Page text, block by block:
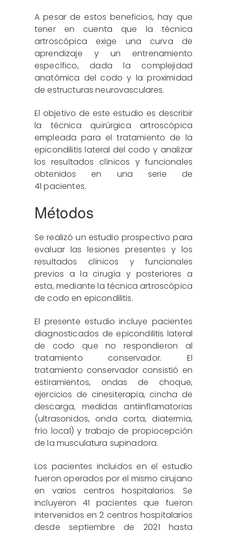
A pesar de estos beneficios, hay que
tener en cuenta que la técnica
artroscópica exige una curva de
aprendizaje y un entrenamiento
específico, dada la complejidad
anatómica del codo y la proximidad
de estructuras neurovasculares.
El objetivo de este estudio es describir
la técnica quirúrgica artroscópica
empleada para el tratamiento de la
epicondilitis lateral del codo y analizar
los resultados clínicos y funcionales
obtenidos en una serie de
41 pacientes.
Métodos
Se realizó un estudio prospectivo para
evaluar las lesiones presentes y los
resultados clínicos y funcionales
previos a la cirugía y posteriores a
esta, mediante la técnica artroscópica
de codo en epicondilitis.
El presente estudio incluye pacientes
diagnosticados de epicondilitis lateral
de codo que no respondieron al
tratamiento conservador. El
tratamiento conservador consistió en
estiramientos, ondas de choque,
ejercicios de cinesiterapia, cincha de
descarga, medidas antiinflamatorias
(ultrasonidos, onda corta, diatermia,
frío local) y trabajo de propiocepción
de la musculatura supinadora.
Los pacientes incluidos en el estudio
fueron operados por el mismo cirujano
en varios centros hospitalarios. Se
incluyeron 41 pacientes que fueron
intervenidos en 2 centros hospitalarios
desde septiembre de 2021 hasta